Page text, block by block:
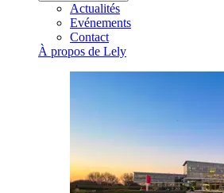
Actualités
Evénements
Contact
À propos de Lely